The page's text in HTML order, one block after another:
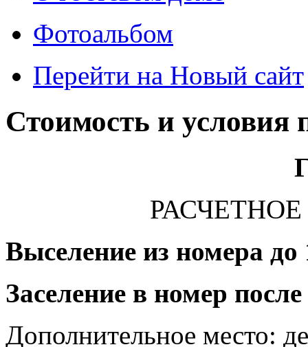
Фотоальбом
Перейти на Новый сайт
Стоимость и условия
РАСЧЕТНОЕ
Выселение из номера до
Заселение в номер
Дополнительное место: